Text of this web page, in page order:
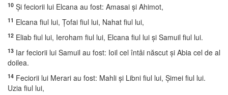
10 Şi feciorii lui Elcana au fost: Amasai şi Ahimot,
11 Elcana fiul lui, Ţofai fiul lui, Nahat fiul lui,
12 Eliab fiul lui, Ieroham fiul lui, Elcana fiul lui şi Samuil fiul lui.
13 Iar feciorii lui Samuil au fost: Ioil cel întâi născut şi Abia cel de al
doilea.
14 Feciorii lui Merari au fost: Mahli şi Libni fiul lui, Şimei fiul lui.
Uzia fiul lui,